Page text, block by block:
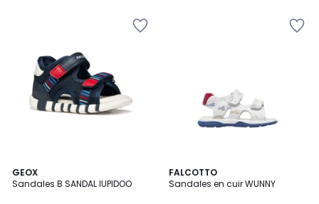
GEOX
Sandales B SANDAL IUPIDOO
2
Couleurs
FALCOTTO
Sandales en cuir WUNNY